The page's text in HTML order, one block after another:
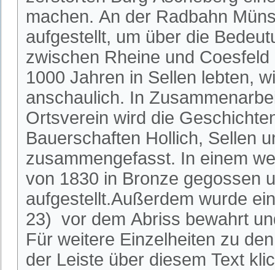
machen. An der Radbahn
aufgestellt, um über die
zwischen Rheine und
1000 Jahren in Sellen lebten,
anschaulich. In
Ortsverein wird die
Bauerschaften Hollich, Sellen
zusammengefasst. In einem
von 1830 in Bronze gegossen
aufgestellt.Außerdem wurde
23) vor dem Abriss bewahrt
Für weitere Einzelheiten zu
der Leiste über diesem Text